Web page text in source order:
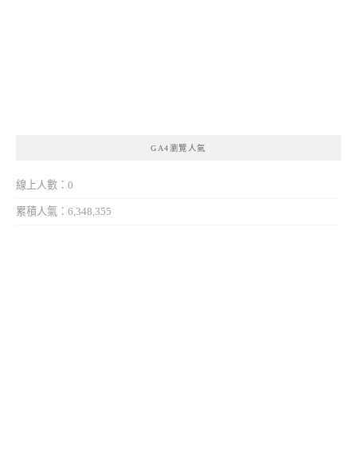
GA4瀏覽人氣
線上人數：0
累積人氣：6,348,355